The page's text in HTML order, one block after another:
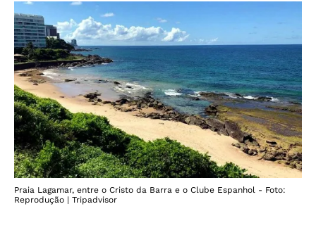
Praia Lagamar, entre o Cristo da Barra e o Clube Espanhol - Foto:
Reprodução | Tripadvisor